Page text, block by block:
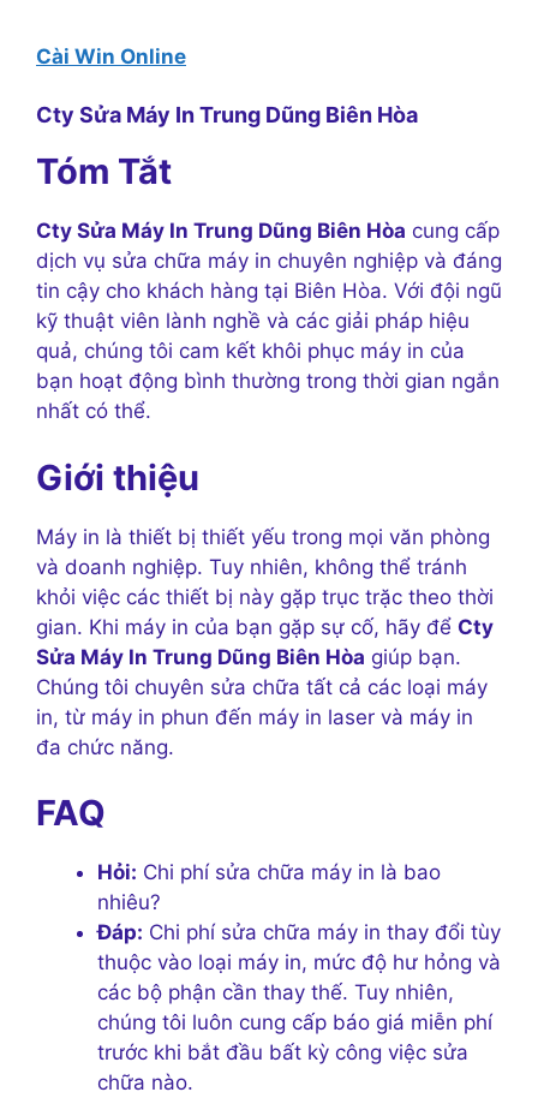
Cài Win Online
Cty Sửa Máy In Trung Dũng Biên Hòa
Tóm Tắt
Cty Sửa Máy In Trung Dũng Biên Hòa cung cấp
dịch vụ sửa chữa máy in chuyên nghiệp và đáng
tin cậy cho khách hàng tại Biên Hòa. Với đội ngũ
kỹ thuật viên lành nghề và các giải pháp hiệu
quả, chúng tôi cam kết khôi phục máy in của
bạn hoạt động bình thường trong thời gian ngắn
nhất có thể.
Giới thiệu
Máy in là thiết bị thiết yếu trong mọi văn phòng
và doanh nghiệp. Tuy nhiên, không thể tránh
khỏi việc các thiết bị này gặp trục trặc theo thời
gian. Khi máy in của bạn gặp sự cố, hãy để Cty
Sửa Máy In Trung Dũng Biên Hòa giúp bạn.
Chúng tôi chuyên sửa chữa tất cả các loại máy
in, từ máy in phun đến máy in laser và máy in
đa chức năng.
FAQ
Hỏi: Chi phí sửa chữa máy in là bao
nhiêu?
Đáp: Chi phí sửa chữa máy in thay đổi tùy
thuộc vào loại máy in, mức độ hư hỏng và
các bộ phận cần thay thế. Tuy nhiên,
chúng tôi luôn cung cấp báo giá miễn phí
trước khi bắt đầu bất kỳ công việc sửa
chữa nào.